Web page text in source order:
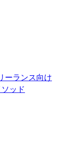
ーランス向け
ッド